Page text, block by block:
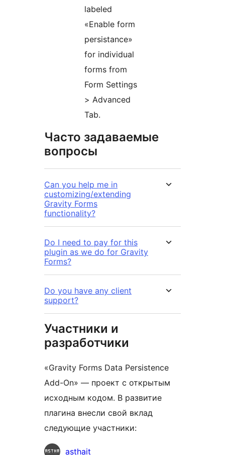
labeled
«Enable form
persistance»
for individual
forms from
Form Settings
> Advanced
Tab.
Часто задаваемые
вопросы
Can you help me in
customizing/extending
Gravity Forms
functionality?
Do I need to pay for this
plugin as we do for Gravity
Forms?
Do you have any client
support?
Участники и
разработчики
«Gravity Forms Data Persistence
Add-On» — проект с открытым
исходным кодом. В развитие
плагина внесли свой вклад
следующие участники:
Участники
asthait